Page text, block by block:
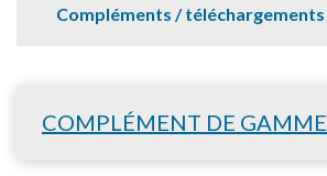
Compléments / téléchargements
COMPLÉMENT DE GAMME